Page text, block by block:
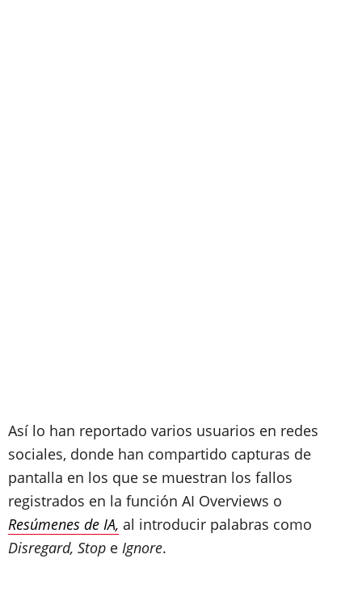
Así lo han reportado varios usuarios en redes
sociales, donde han compartido capturas de
pantalla en los que se muestran los fallos
registrados en la función AI Overviews o
Resúmenes de IA, al introducir palabras como
Disregard, Stop e Ignore.